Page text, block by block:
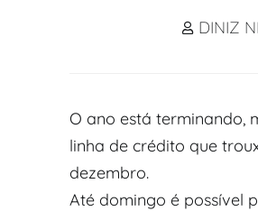
DINIZ
O ano está terminando,
linha de crédito que
dezembro.
Até domingo é possível